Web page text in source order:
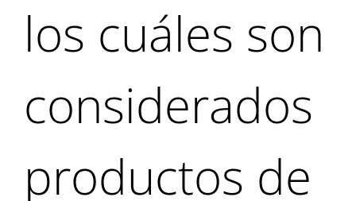
los cuáles son
considerados
productos de